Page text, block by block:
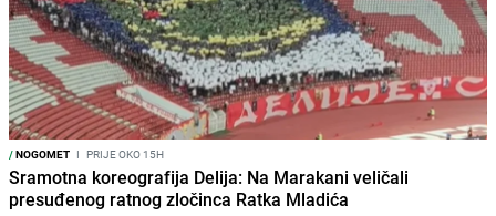
/NOGOMET I PRIJE OKO 15H
Sramotna koreografija Delija: Na Marakani veličali
presuđenog ratnog zločinca Ratka Mladića